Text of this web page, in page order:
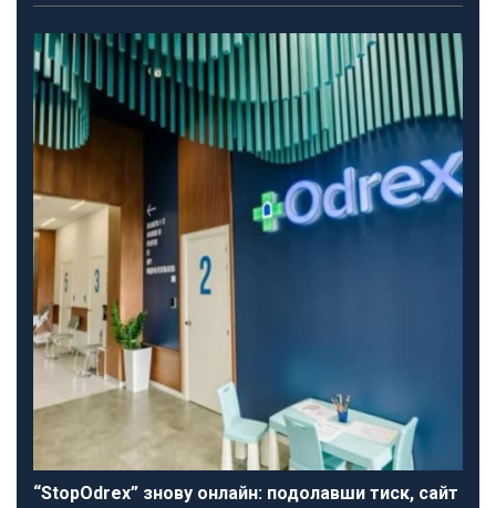
“StopOdrex” знову онлайн: подолавши тиск, сайт